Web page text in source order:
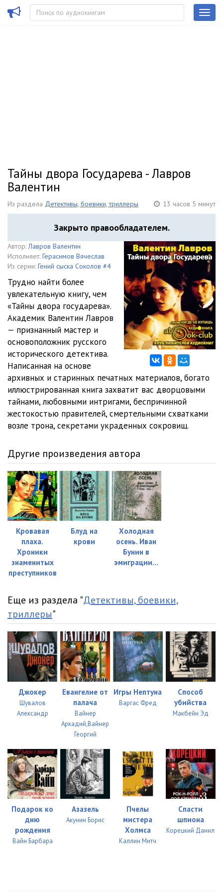
Тайны двора Государева - Лавров
Валентин
Из раздела Детективы, боевики, триллеры 13 часов 5 минут
Закрыто правообладателем.
Автор: Лавров Валентин
Исполняет: Герасимов Вячеслав
Из серии: Гений сыска Соколов #4
Трудно найти более
увлекательную книгу, чем
«Тайны двора государева».
Академик Валентин Лавров
— признанный мастер и
основоположник русского
исторического детектива.
Написанная на основе
архивных и старинных печатных материалов, богато
иллюстрированная книга захватит вас дворцовыми
тайнами, любовными интригами, беспричинной
жестокостью правителей, смертельными схватками
возле трона, секретами украденных сокровищ.
Другие произведения автора
Кровавая
плаха.
Хроники
знаменитых
преступников
Блуд на
крови
Холодная
осень. Иван
Бунин в
эмиграции...
Еще из раздела "Детективы, боевики,
триллеры"
Джокер
Шувалов
Александр
Евангелие от
палача
Вайнер
Аркадий,Вайнер
Георгий
Игры Нептуна
Варгас Фред
Способ
убийства
Макбейн Эд
Подарок ко
дню
рождения
Вайн Барбара
Азазель
Акунин Борис
Пчелы
мистера
Холмса
Каллин Митч
Спасти
шпиона
Корецкий Данил